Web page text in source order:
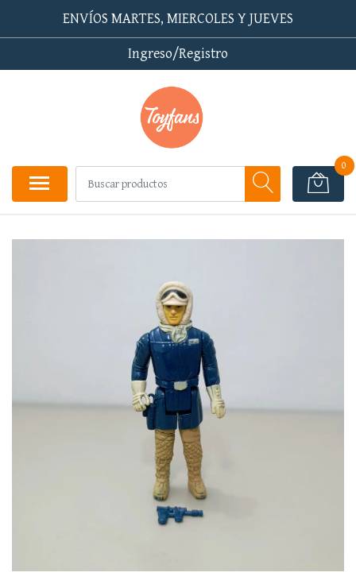
ENVÍOS MARTES, MIERCOLES Y JUEVES
Ingreso/Registro
0